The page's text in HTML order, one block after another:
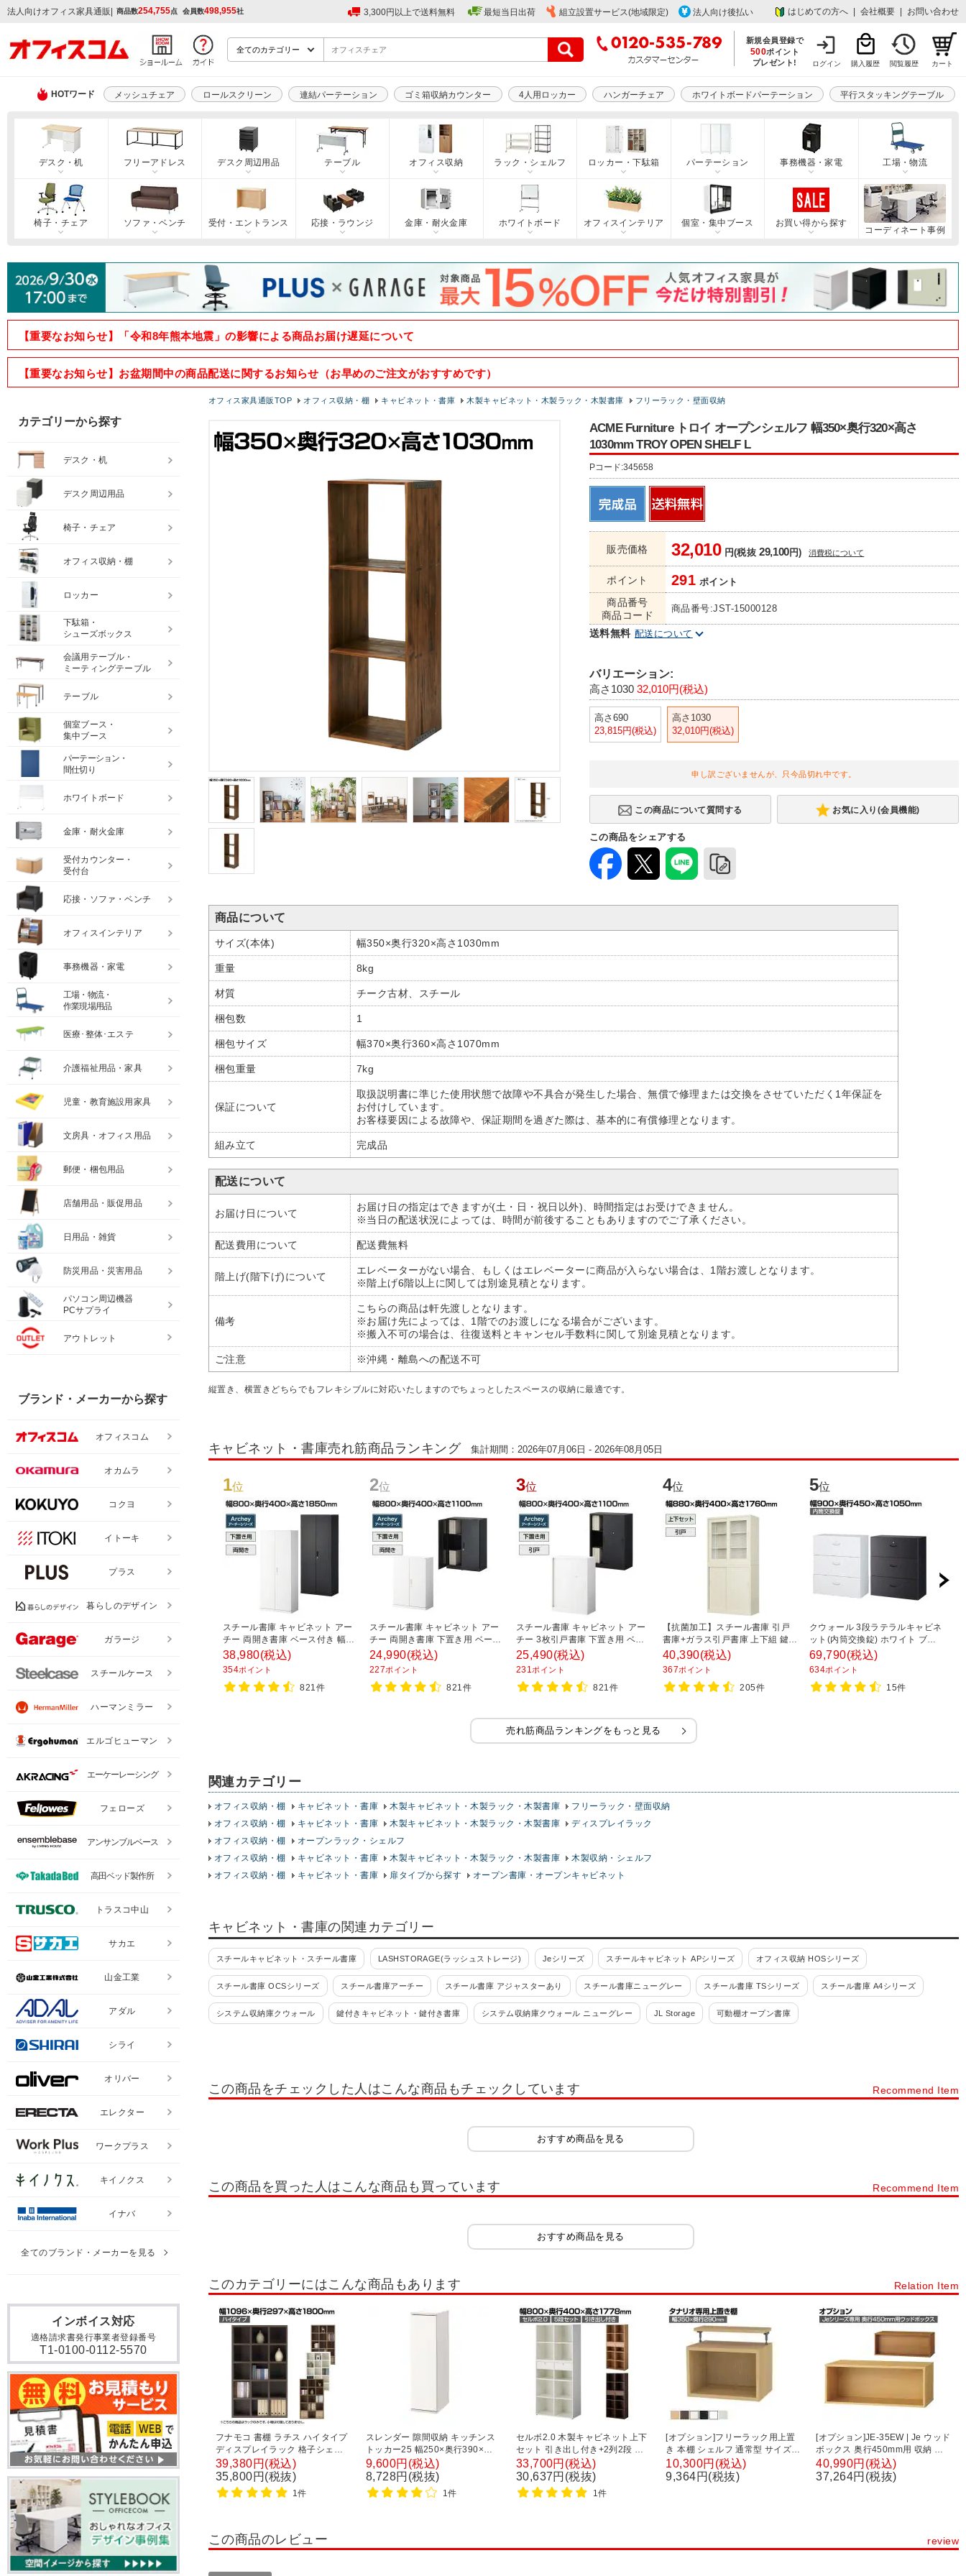
法人向けオフィス家具通販 | 商品数254,755点 会員数498,955社 3,300円以上で送料無料 最短当日出荷 組立設置サービス(地域限定) 法人向け後払い はじめての方へ 会社概要 お問い合わせ
新規会員登録で
500ポイント
プレゼント!
ログイン 購入履歴 閲覧履歴 カート
HOTワード メッシュチェア ロールスクリーン 連結パーテーション ゴミ箱収納カウンター 4人用ロッカー ハンガーチェア ホワイトボードパーテーション 平行スタッキングテーブル
デスク・机 フリーアドレス デスク周辺用品 テーブル オフィス収納 ラック・シェルフ ロッカー・下駄箱 パーテーション 事務機器・家電 工場・物流
椅子・チェア ソファ・ベンチ 受付・エントランス 応接・ラウンジ 金庫・耐火金庫 ホワイトボード オフィスインテリア 個室・集中ブース
お買い得から探す
コーディネート事例
【重要なお知らせ】「令和8年熊本地震」の影響による商品お届け遅延について
【重要なお知らせ】お盆期間中の商品配送に関するお知らせ（お早めのご注文がおすすめです）
オフィス家具通販TOP オフィス収納・棚 キャビネット・書庫 木製キャビネット・木製ラック・木製書庫 フリーラック・壁面収納
ACME Furniture トロイ オープンシェルフ 幅350×奥行320×高さ
1030mm TROY OPEN SHELF L
Pコード:345658
販売価格 32,010円(税抜29,100円) 消費税について
ポイント 291 ポイント
商品番号
商品コード
商品番号:JST-15000128
送料無料 配送について
バリエーション:
高さ1030 32,010円(税込)
高さ690
23,815円(税込)
高さ1030
32,010円(税込)
申し訳ございませんが、只今品切れ中です。
お気に入り(会員機能)
この商品をシェアする
商品について
サイズ(本体) 幅350×奥行320×高さ1030mm
重量 8kg
材質 チーク古材、スチール
梱包数 1
梱包サイズ 幅370×奥行360×高さ1070mm
梱包重量 7kg
保証について
取扱説明書に準じた使用状態で故障や不具合が発生した場合、無償で修理または交換をさせていただく1年保証を
お付けしています。
お客様要因による故障や、保証期間を過ぎた際は、基本的に有償修理となります。
組み立て 完成品
配送について
お届け日について
お届け日の指定はできますが(土・日・祝日以外)、時間指定はお受けできません。
※当日の配送状況によっては、時間が前後することもありますのでご了承ください。
配送費用について 配送費無料
階上げ(階下げ)について
エレベーターがない場合、もしくはエレベーターに商品が入らない場合は、1階お渡しとなります。
※階上げ6階以上に関しては別途見積となります。
備考
こちらの商品は軒先渡しとなります。
※お届け先によっては、1階でのお渡しになる場合がございます。
※搬入不可の場合は、往復送料とキャンセル手数料に関して別途見積となります。
ご注意 ※沖縄・離島への配送不可
縦置き、横置きどちらでもフレキシブルに対応いたしますのでちょっとしたスペースの収納に最適です。
キャビネット・書庫売れ筋商品ランキング 集計期間：2026年07月06日 - 2026年08月05日
1位
スチール書庫 キャビネット アー
チー 両開き書庫 ベース付き 幅
800×奥行400×高さ1850mm
38,980(税込)
354ポイント
821件
2位
スチール書庫 キャビネット アー
チー 両開き書庫 下置き用 ベース
付き 幅800×奥行400×高さ
1100mm
24,990(税込)
227ポイント
821件
3位
スチール書庫 キャビネット アー
チー 3枚引戸書庫 下置き用 ベー
ス付き 幅800×奥行400×高さ
1100mm
25,490(税込)
231ポイント
821件
4位
【抗菌加工】スチール書庫 引戸
書庫+ガラス引戸書庫 上下組 鍵付
き オフィス キャビネット 国産 完
成品 【SIAA】
40,390(税込)
367ポイント
205件
5位
クウォール 3段ラテラルキャビネ
ット(内筒交換錠) ホワイト ブラ
ック 幅900×奥行450×高さ
1050mm/RW45-310D RK45-
310D 【国産】 【完成品】
69,790(税込)
634ポイント
15件
売れ筋商品ランキングをもっと見る
関連カテゴリー
オフィス収納・棚 キャビネット・書庫 木製キャビネット・木製ラック・木製書庫
フリーラック・壁面収納
オフィス収納・棚
キャビネット・書庫 木製キャビネット・木製ラック・木製書庫
ディスプレイラック
オフィス収納・棚
オープンラック・シェルフ
オフィス収納・棚
キャビネット・書庫 木製キャビネット・木製ラック・木製書庫
木製収納・シェルフ
オフィス収納・棚
キャビネット・書庫 扉タイプから探す オープン書庫・オープンキャビネット
キャビネット・書庫の関連カテゴリー
スチールキャビネット・スチール書庫 LASHSTORAGE(ラッシュストレージ) Jeシリーズ スチールキャビネット APシリーズ オフィス収納 HOSシリーズ
スチール書庫 OCSシリーズ スチール書庫アーチー スチール書庫 アジャスターあり スチール書庫ニューグレー スチール書庫 TSシリーズ スチール書庫 A4シリーズ
システム収納庫クウォール 鍵付きキャビネット・鍵付き書庫 システム収納庫クウォール ニューグレー JL Storage 可動棚オープン書庫
書類整理ケース 高さ880mm(錠付・鍵付) 書類整理ケース デスク周辺型 書類整理ケース デスク周辺型(錠付・鍵付) ファイリングキャビネット
木製キャビネット・木製ラック・木製書庫 サイズオーダーラックタナリオ
木製役員用家具 チェスト・たんす カラーボックス
両開き書庫・両開きキャビネット ガラス戸書庫・ガラス扉キャビネット ラテラル書庫・引き出し書庫
パーソナルロッカー・個人ロッカー 組み合わせ書庫(セット書庫) その他扉タイプ書庫
この商品をチェックした人はこんな商品もチェックしています Recommend Item
おすすめ商品を見る
この商品を買った人はこんな商品も買っています Recommend Item
おすすめ商品を見る
このカテゴリーにはこんな商品もあります Relation Item
フナモコ 書棚 ラチス ハイタイプ
ディスプレイラック 格子シェル
フ 幅1096×奥行297×高さ
1800mm
39,380円(税込)
35,800円(税抜)
1件
スレンダー 隙間収納 キッチンス
トッカー25 幅250×奥行390×高
さ895mm
9,600円(税込)
8,728円(税抜)
1件
セルボ2.0 木製キャビネット上下
セット 引き出し付き+2列2段 積
み重ね型 幅800×奥行400×高さ
1778mm 【ホワイト・ナチュラ
ル・ダークブラウン】
33,700円(税込)
30,637円(税抜)
1件
[オプション]フリーラック用上置
き 本棚 シェルフ 通常型 サイズオ
ーダー タナリオ 幅350×奥行
290×高さ365～585mm 白井産業
10,300円(税込)
9,364円(税抜)
[オプション]JE-35EW | Je ウッド
ボックス 奥行450mm用 収納 キ
ャビネット 幅900×奥行450×高さ
348mm プラス(PLUS)
40,990円(税込)
37,264円(税抜)
この商品のレビュー review
インボイス対応
適格請求書発行事業者登録番号
T1-0100-0112-5570
カテゴリーから探す
デスク・机
デスク周辺用品
椅子・チェア
オフィス収納・棚
ロッカー
下駄箱・
シューズボックス
会議用テーブル・
ミーティングテーブル
テーブル
個室ブース・
集中ブース
パーテーション・
間仕切り
ホワイトボード
金庫・耐火金庫
受付カウンター・
受付台
応接・ソファ・ベンチ
オフィスインテリア
事務機器・家電
工場・物流・
作業現場用品
医療･整体･エステ
介護福祉用品・家具
児童・教育施設用家具
文房具・オフィス用品
郵便・梱包用品
店舗用品・販促用品
日用品・雑貨
防災用品・災害用品
パソコン周辺機器
PCサプライ
アウトレット
ブランド・メーカーから探す
オフィスコム
オカムラ
コクヨ
イトーキ
プラス
暮らしのデザイン
ガラージ
スチールケース
ハーマンミラー
エルゴヒューマン
エーケーレーシング
フェローズ
アンサンブルベース
高田ベッド製作所
トラスコ中山
サカエ
山金工業
アダル
シライ
オリバー
エレクター
ワークプラス
キイノクス
イナバ
全てのブランド・メーカーを見る